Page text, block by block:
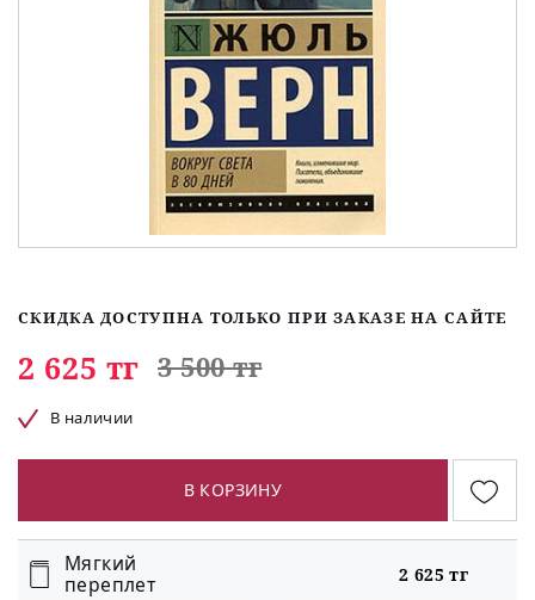
СКИДКА ДОСТУПНА ТОЛЬКО ПРИ ЗАКАЗЕ НА САЙТЕ
2 625 тг 3 500 тг
В наличии
В КОРЗИНУ
Мягкий
переплет
2 625 тг